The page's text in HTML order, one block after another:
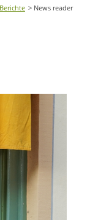
Berichte
News reader